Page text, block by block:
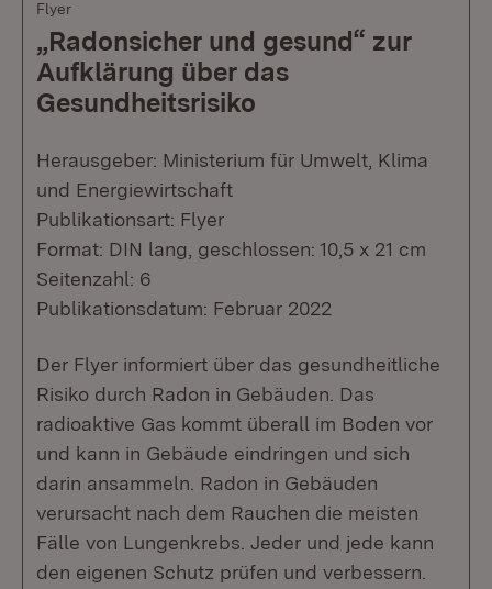
Flyer
„Radonsicher und gesund“ zur
Aufklärung über das
Gesundheitsrisiko
Herausgeber: Ministerium für Umwelt, Klima
und Energiewirtschaft
Publikationsart: Flyer
Format: DIN lang, geschlossen: 10,5 x 21 cm
Seitenzahl: 6
Publikationsdatum: Februar 2022
Der Flyer informiert über das gesundheitliche
Risiko durch Radon in Gebäuden. Das
radioaktive Gas kommt überall im Boden vor
und kann in Gebäude eindringen und sich
darin ansammeln. Radon in Gebäuden
verursacht nach dem Rauchen die meisten
Fälle von Lungenkrebs. Jeder und jede kann
den eigenen Schutz prüfen und verbessern.